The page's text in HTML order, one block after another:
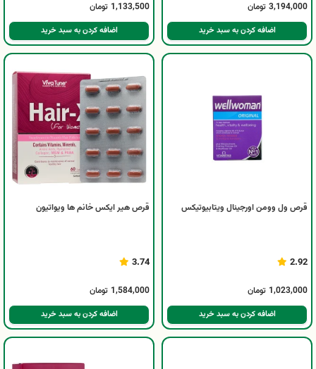
3,194,000 تومان
اضافه کردن به سبد خرید
1,133,500 تومان
اضافه کردن به سبد خرید
قرص ول وومن اورجینال ویتابیوتیکس
2.92
1,023,000 تومان
اضافه کردن به سبد خرید
قرص هیر ایکس خانم ها ویواتیون
3.74
1,584,000 تومان
اضافه کردن به سبد خرید